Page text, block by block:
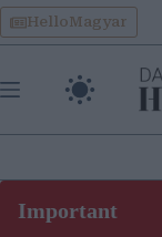
Skip
to
content
HelloMagyar